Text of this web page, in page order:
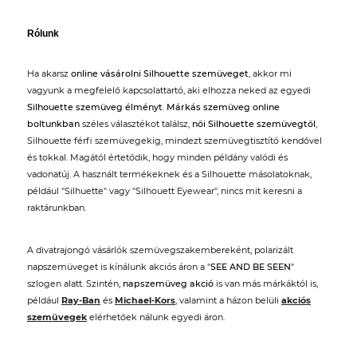
Rólunk
Ha akarsz online vásárolni Silhouette szemüveget, akkor mi
vagyunk a megfelelő kapcsolattartó, aki elhozza neked az egyedi
Silhouette szemüveg élményt. Márkás szemüveg online
boltunkban széles választékot találsz, női Silhouette szemüvegtől,
Silhouette férfi szemüvegekig, mindezt szemüvegtisztító kendővel
és tokkal. Magától értetődik, hogy minden példány valódi és
vadonatúj. A használt termékeknek és a Silhouette másolatoknak,
például "Silhuette" vagy "Silhouett Eyewear", nincs mit keresni a
raktárunkban.
A divatrajongó vásárlók szemüvegszakembereként, polarizált
napszemüveget is kínálunk akciós áron a "SEE AND BE SEEN"
szlogen alatt. Szintén, napszemüveg akció is van más márkáktól is,
például Ray-Ban és Michael-Kors, valamint a házon belüli akciós
szemüvegek elérhetőek nálunk egyedi áron.